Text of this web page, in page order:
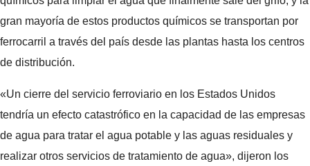
gran mayoría de estos productos químicos se transportan por
ferrocarril a través del país desde las plantas hasta los centros
de distribución.
«Un cierre del servicio ferroviario en los Estados Unidos
tendría un efecto catastrófico en la capacidad de las empresas
de agua para tratar el agua potable y las aguas residuales y
realizar otros servicios de tratamiento de agua», dijeron los